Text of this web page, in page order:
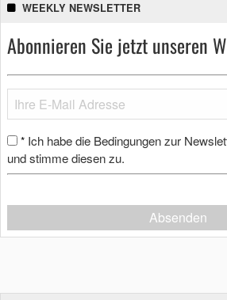
WEEKLY NEWSLETTER
Abonnieren Sie jetzt unseren
* Ich habe die Bedingungen zur
und stimme diesen zu.
Absenden